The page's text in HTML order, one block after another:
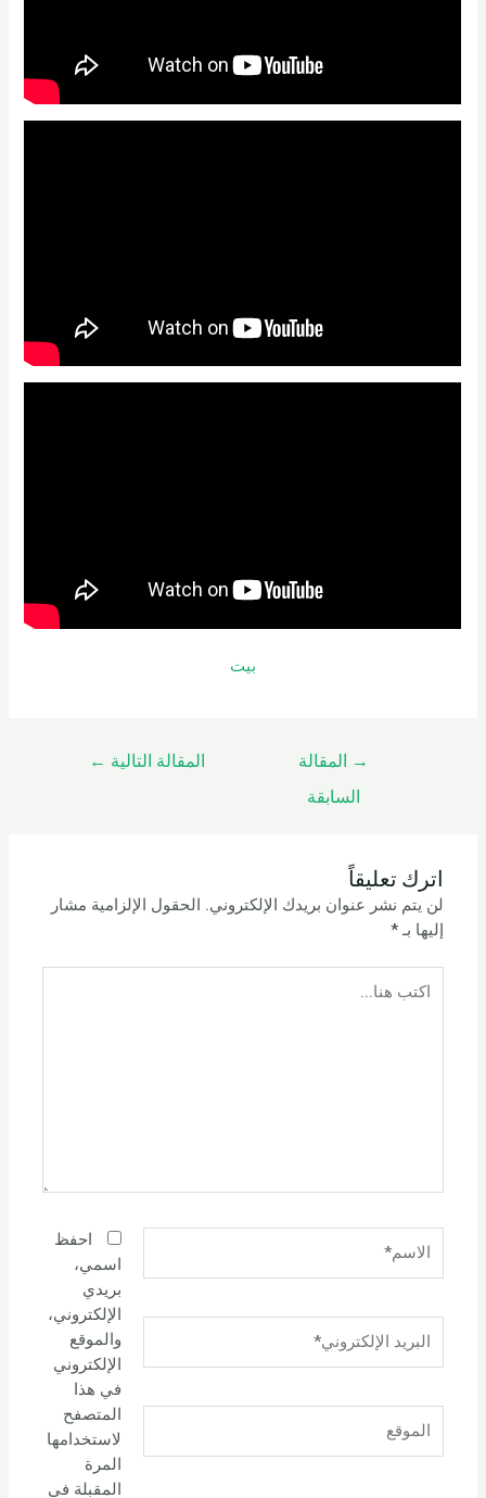
بيت
→
المقالة
السابقة
المقالة التالية ←
اترك تعليقاً
لن يتم نشر عنوان بريدك الإلكتروني. الحقول الإلزامية مشار
إليها بـ*
هنا...
الإلكتروني*
احفظ
اسمي،
بريدي
الإلكتروني،
والموقع
الإلكتروني
في هذا
المتصفح
لاستخدامها
المرة
المقبلة في